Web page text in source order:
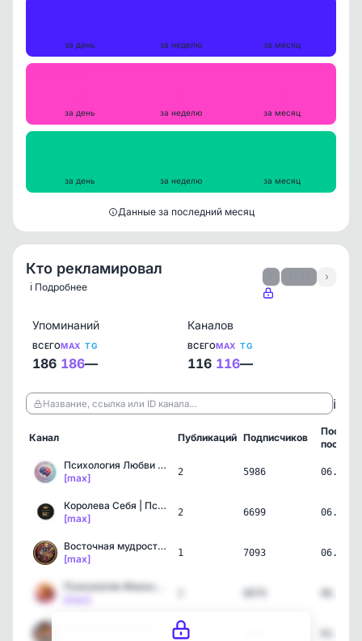
за день за неделю за месяц
за день за неделю за месяц
за день за неделю за месяц
Данные за последний месяц
Кто рекламировал
ℹ️ Подробнее
›
Упоминаний
ВСЕГО
186
MAX
186
TG
—
Каналов
ВСЕГО
116
MAX
116
TG
—
Название, ссылка или ID канала… ℹ️
Канал Публикаций Подписчиков
пост
Психология Любви | Отнош…
[max]
2 5986
Королева Себя | Психолог…
[max]
2 6699
Восточная мудрость | Дзе…
[max]
1 7093
4